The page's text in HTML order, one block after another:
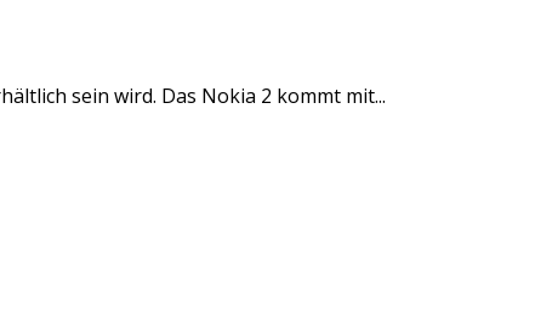
sein wird. Das Nokia 2 kommt mit...